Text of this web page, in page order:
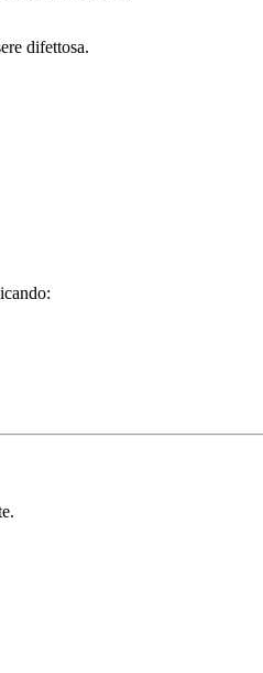
difettosa.